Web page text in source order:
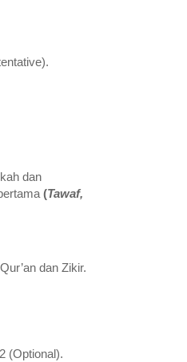
dan
(Tawaf,
dan Zikir.
(Optional).